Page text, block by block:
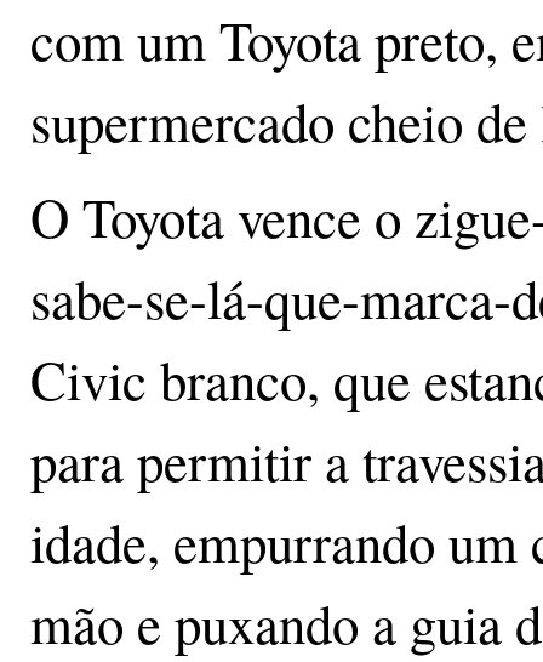
com um Toyota preto,
supermercado cheio de
O Toyota vence o
sabe-se-lá-que-
Civic branco, que
para permitir a
idade, empurrando um
mão e puxando a guia